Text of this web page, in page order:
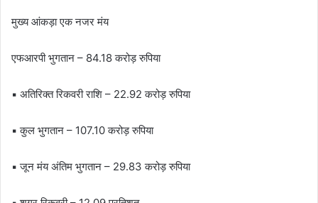
मुख्य आंकड़ा एक नजर मंय
एफआरपी भुगतान – 84.18 करोड़ रुपिया
▪ अतिरिक्त रिकवरी राशि – 22.92 करोड़ रुपिया
▪ कुल भुगतान – 107.10 करोड़ रुपिया
▪ जून मंय अंतिम भुगतान – 29.83 करोड़ रुपिया